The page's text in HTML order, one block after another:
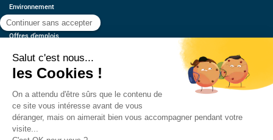
Environnement
Économie
Offres d’emplois
Contact
Estimez votre voiture
Mentions légales